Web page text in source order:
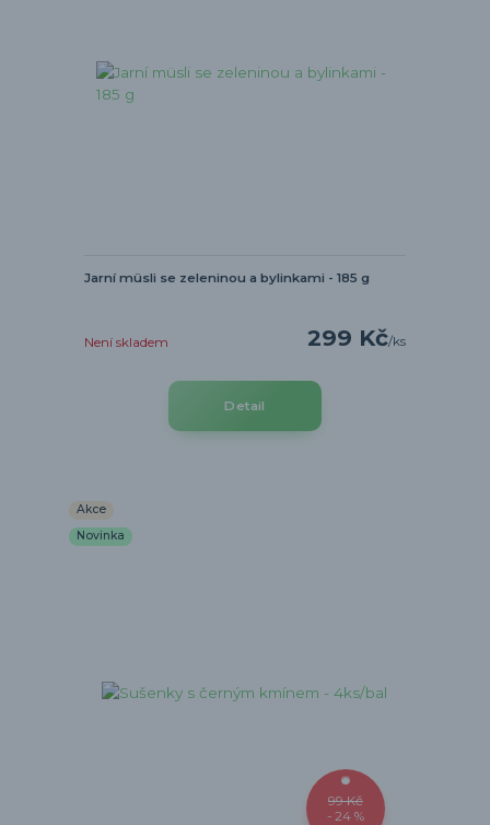
Jarní müsli se zeleninou a bylinkami - 185 g
299 Kč/ks
Není skladem
Detail
Akce
Novinka
99 Kč
- 24 %